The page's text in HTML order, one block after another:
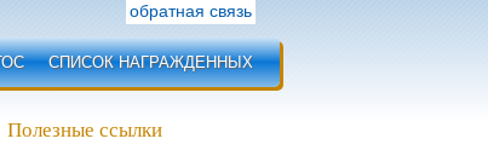
обратная связь
СПИСОК НАГРАЖДЕННЫХ
Полезные ссылки